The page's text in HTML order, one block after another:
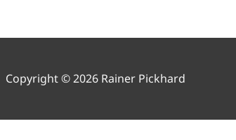
Copyright © 2026 Rainer Pickhard